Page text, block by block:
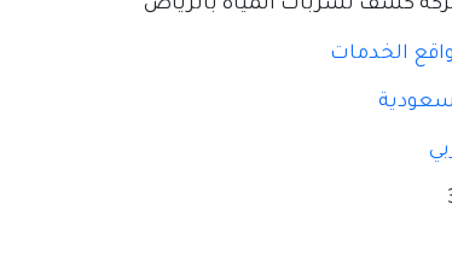
كشف تسربات المياه بالرياض
الخدمات